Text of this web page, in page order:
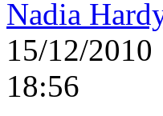
Nadia
15/12/2010
18:56